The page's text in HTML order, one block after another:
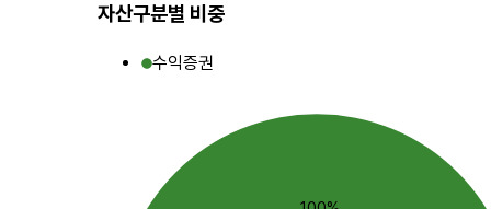
자산구분별 비중
수익증권